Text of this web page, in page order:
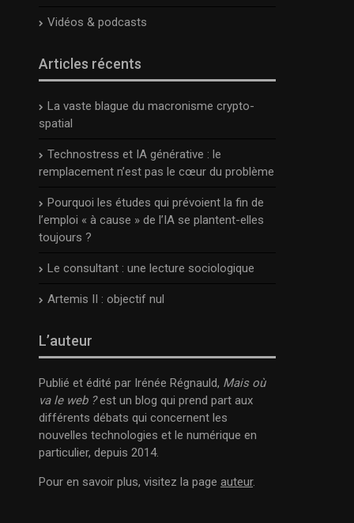
Vidéos & podcasts
Articles récents
La vaste blague du macronisme crypto-
spatial
Technostress et IA générative : le
remplacement n’est pas le cœur du problème
Pourquoi les études qui prévoient la fin de
l’emploi « à cause » de l’IA se plantent-elles
toujours ?
Le consultant : une lecture sociologique
Artemis II : objectif nul
L’auteur
Publié et édité par Irénée Régnauld, Mais où
va le web ?est un blog qui prend part aux
différents débats qui concernent les
nouvelles technologies et le numérique en
particulier, depuis 2014.
Pour en savoir plus, visitez la page auteur.